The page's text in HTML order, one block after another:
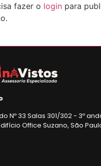
fazer o login para
Nº 33 Salas 301/302 - 3º
Office Suzano, São